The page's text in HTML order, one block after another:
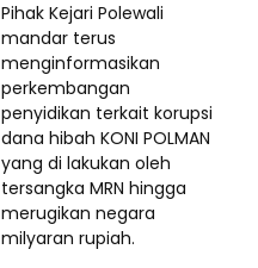
Pihak Kejari Polewali
mandar terus
menginformasikan
perkembangan
penyidikan terkait korupsi
dana hibah KONI POLMAN
yang di lakukan oleh
tersangka MRN hingga
merugikan negara
milyaran rupiah.